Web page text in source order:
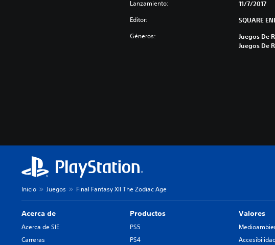
Lanzamiento: 11/7/2017
Editor: SQUARE
Géneros:
Juegos De
Juegos De
Inicio Juegos Final Fantasy XII The Zodiac Age
Acerca de
Acerca de SIE
Carreras
Productos
PS5
PS4
Valores